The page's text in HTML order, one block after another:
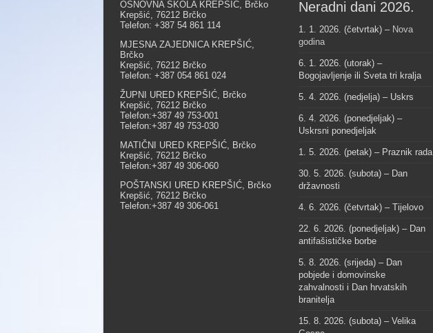
OSNOVNA ŠKOLA KREPŠIĆ, Brčko
Krepšić, 76212 Brčko
Telefon: +387 54 861 114
MJESNA ZAJEDNICA KREPŠIĆ,
Brčko
Krepšić, 76212 Brčko
Telefon: +387 054 861 024
ŽUPNI URED KREPŠIĆ, Brčko
Krepšić, 76212 Brčko
Telefon:+387 49 753-001
Telefon:+387 49 753-030
MATIČNI URED KREPŠIĆ, Brčko
Krepšić, 76212 Brčko
Telefon:+387 49 306-060
POŠTANSKI URED KREPŠIĆ, Brčko
Krepšić, 76212 Brčko
Telefon:+387 49 306-061
Neradni dani 2026.
1. 1. 2026. (četvrtak) – Nova
godina
6. 1. 2026. (utorak) –
Bogojavljenje ili Sveta tri kralja
5. 4. 2026. (nedjelja) – Uskrs
6. 4. 2026. (ponedjeljak) –
Uskrsni ponedjeljak
1. 5. 2026. (petak) – Praznik rada
30. 5. 2026. (subota) – Dan
državnosti
4. 6. 2026. (četvrtak) – Tijelovo
22. 6. 2026. (ponedjeljak) – Dan
antifašističke borbe
5. 8. 2026. (srijeda) – Dan
pobjede i domovinske
zahvalnosti i Dan hrvatskih
branitelja
15. 8. 2026. (subota) – Velika